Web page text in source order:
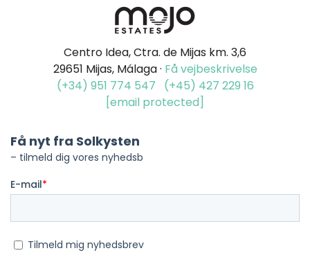
Centro Idea, Ctra. de Mijas km. 3,6
29651 Mijas, Málaga · Få vejbeskrivelse
(+34) 951 774 547
(+45) 427 229 16
[email protected]